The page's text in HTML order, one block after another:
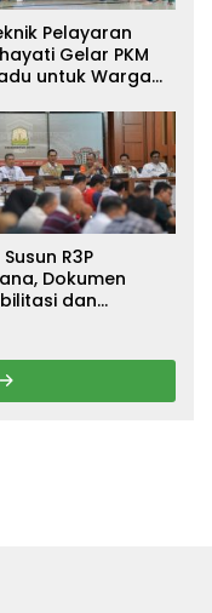
Pelayaran
Gelar PKM
untuk Warga
R3P
Dokumen
dan